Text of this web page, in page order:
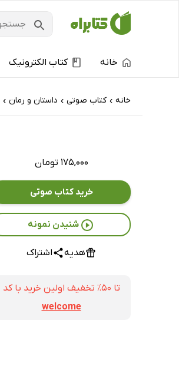
خانه کتاب الکترونیک
خانه › کتاب‌ صوتی › داستان و رمان ›
۱۷۵,۰۰۰ تومان
خرید کتاب صوتی
شنیدن نمونه
هدیه اشتراک
تا ۵۰٪ تخفیف اولین خرید با کد
welcome